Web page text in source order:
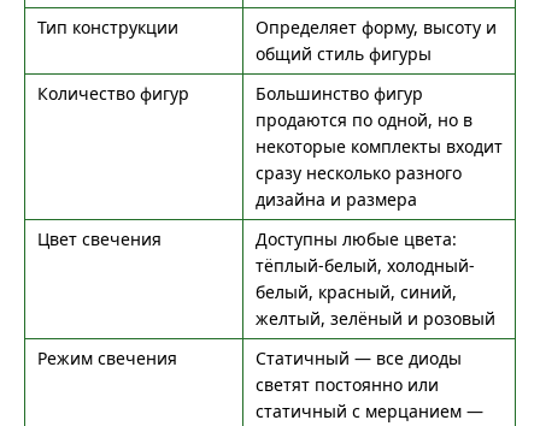
Тип конструкции
Определяет форму, высоту и
общий стиль фигуры
Количество фигур
Большинство фигур
продаются по одной, но в
некоторые комплекты входит
сразу несколько разного
дизайна и размера
Цвет свечения
Доступны любые цвета:
тёплый-белый, холодный-
белый, красный, синий,
желтый, зелёный и розовый
Режим свечения
Статичный — все диоды
светят постоянно или
статичный с мерцанием —